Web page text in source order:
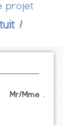
projet
!
Mr/Mme .